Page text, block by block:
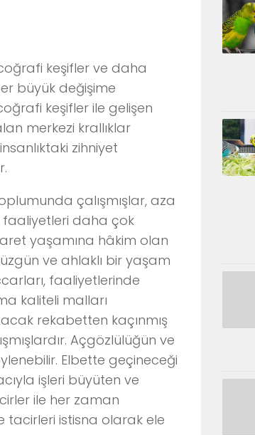
keşifler ve daha
büyük değişime
keşifler ile gelişen
merkezi krallıklar
zihniyet
çalışmışlar, aza
daha çok
yaşamına hâkim olan
ve ahlaklı bir yaşam
faaliyetlerinde
kaliteli malları
rekabetten kaçınmış
Açgözlülüğün ve
Elbette geçineceği
işleri büyüten ve
ile her zaman
tacirleri istisna olarak ele